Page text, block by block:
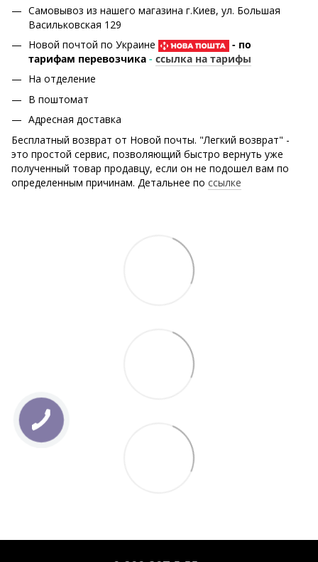
Самовывоз из нашего магазина г.Киев, ул. Большая
Васильковская 129
Новой почтой по Украине
- по
тарифам перевозчика - ссылка на тарифы
На отделение
В поштомат
Адресная доставка
Бесплатный возврат от Новой почты. "Легкий возврат" -
это простой сервис, позволяющий быстро вернуть уже
полученный товар продавцу, если он не подошел вам по
определенным причинам. Детальнее по ссылке